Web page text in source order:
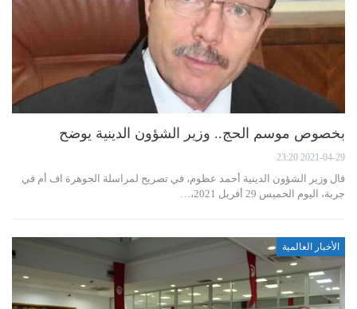
بخصوص موسم الحج.. وزير الشؤون الدينية يوضح
2021-04-29 23:20
قال وزير الشؤون الدينية أحمد عظوم، في تصريح لمراسلة الجوهرة اف أم في
جربة، اليوم الخميس 29 أفريل 2021،…
الأخبار العالمية